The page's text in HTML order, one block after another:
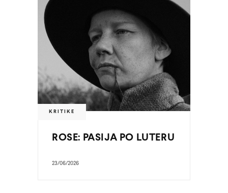
KRITIKE
ROSE: PASIJA PO LUTERU
23/06/2026